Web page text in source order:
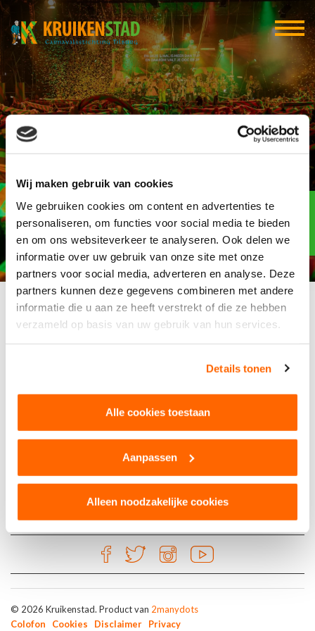
Wij maken gebruik van cookies
We gebruiken cookies om content en advertenties te
personaliseren, om functies voor social media te bieden
en om ons websiteverkeer te analyseren. Ook delen we
informatie over uw gebruik van onze site met onze
partners voor social media, adverteren en analyse. Deze
partners kunnen deze gegevens combineren met andere
informatie die u aan ze heeft verstrekt of die ze hebben
verzameld op basis van uw gebruik van hun services.
Details tonen
Alle cookies toestaan
Aanpassen
Alleen noodzakelijke cookies
Café Van Horen Zeggen
Café Van Horen Zeggen
5038 XZ Tilburg
Elf-elf
over
95
© 2026 Kruikenstad. Product van 2manydots
Colofon
Cookies Disclaimer Privacy